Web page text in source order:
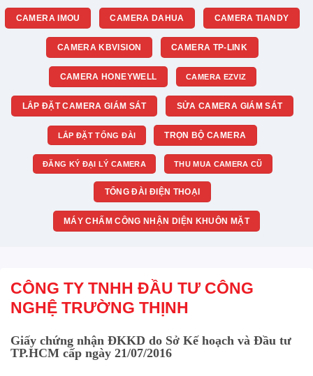
CAMERA IMOU CAMERA DAHUA CAMERA TIANDY
CAMERA KBVISION CAMERA TP-LINK
CAMERA HONEYWELL CAMERA EZVIZ
LẮP ĐẶT CAMERA GIÁM SÁT SỬA CAMERA GIÁM SÁT
LẮP ĐẶT TỔNG ĐÀI TRỌN BỘ CAMERA
ĐĂNG KÝ ĐẠI LÝ CAMERA THU MUA CAMERA CŨ
TỔNG ĐÀI ĐIỆN THOẠI
MÁY CHẤM CÔNG NHẬN DIỆN KHUÔN MẶT
CÔNG TY TNHH ĐẦU TƯ CÔNG
NGHỆ TRƯỜNG THỊNH
Giấy chứng nhận ĐKKD do Sở Kế hoạch và Đầu tư
TP.HCM cấp ngày 21/07/2016